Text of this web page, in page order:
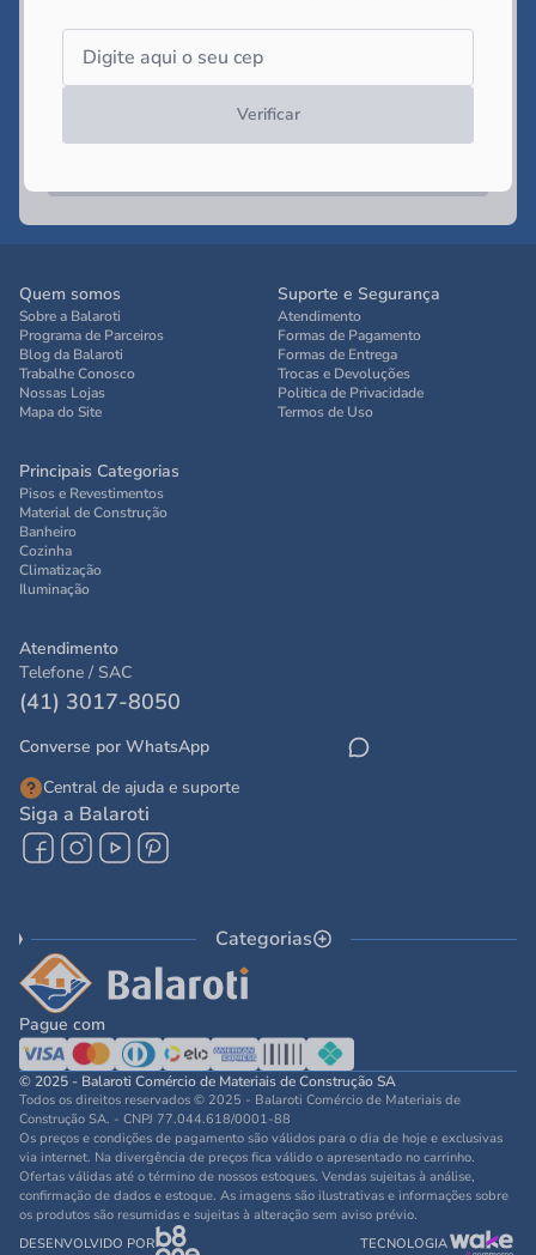
Verificar
Construir Reformar Decorar
Li e concordo com aspoliticas de cookies e políticas de
impostas pelo site
Quem somos
Sobre a Balaroti
Programa de Parceiros
Blog da Balaroti
Trabalhe Conosco
Nossas Lojas
Mapa do Site
Suporte e Segurança
Atendimento
Formas de Pagamento
Formas de Entrega
Trocas e Devoluções
Politica de Privacidade
Termos de Uso
Principais Categorias
Pisos e Revestimentos
Material de Construção
Banheiro
Cozinha
Climatização
Iluminação
Atendimento
Telefone / SAC
(41) 3017-8050
Converse por WhatsApp
Central de ajuda e suporte
Siga a Balaroti
Categorias
Pague com
© 2025 - Balaroti Comércio de Materiais de Construção SA
Todos os direitos reservados © 2025 - Balaroti Comércio de Materiais de
Construção SA. - CNPJ 77.044.618/0001-88
Os preços e condições de pagamento são válidos para o dia de hoje e exclusivas
via internet. Na divergência de preços fica válido o apresentado no carrinho.
Ofertas válidas até o término de nossos estoques. Vendas sujeitas à análise,
confirmação de dados e estoque. As imagens são ilustrativas e informações sobre
os produtos são resumidas e sujeitas à alteração sem aviso prévio.
DESENVOLVIDO POR
TECNOLOGIA